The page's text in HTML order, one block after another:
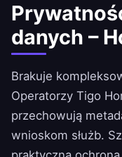
danych –
Brakuje
Operatorzy Tigo
przechowują
wnioskom służb.